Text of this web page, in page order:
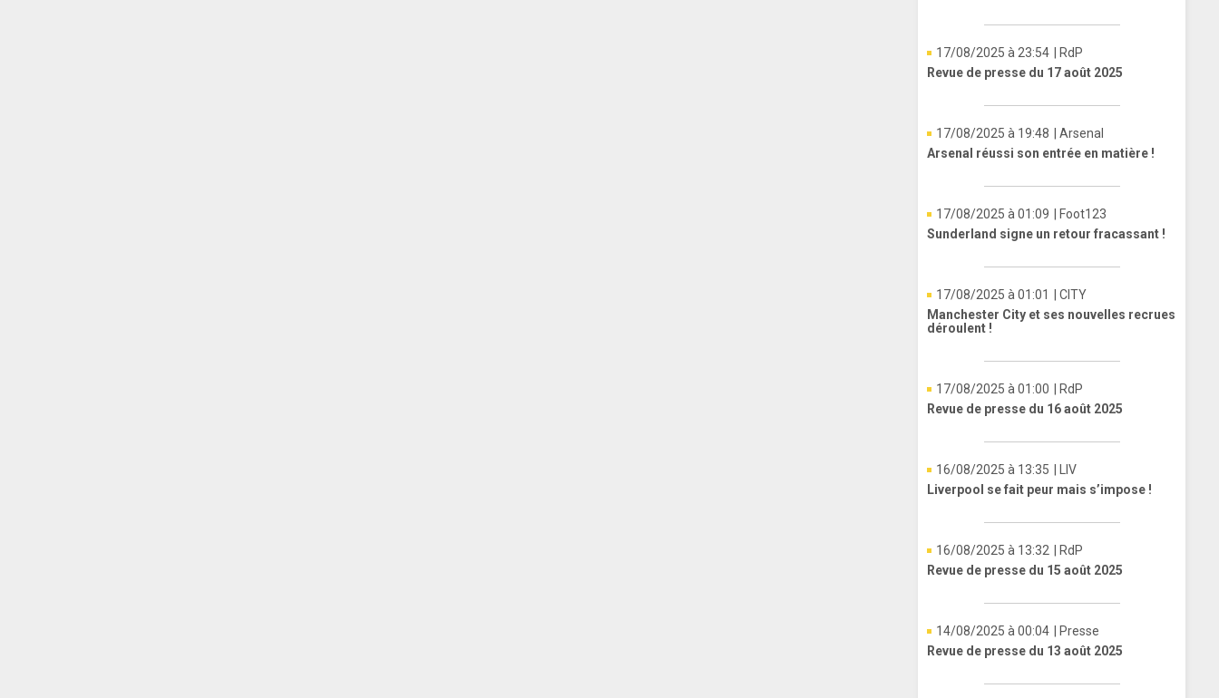
17/08/2025 à 23:54
| RdP
Revue de presse du 17 août 2025
17/08/2025 à 19:48
| Arsenal
Arsenal réussi son entrée en matière !
17/08/2025 à 01:09
| Foot123
Sunderland signe un retour fracassant !
17/08/2025 à 01:01
| CITY
Manchester City et ses nouvelles recrues
déroulent !
17/08/2025 à 01:00
| RdP
Revue de presse du 16 août 2025
16/08/2025 à 13:35
| LIV
Liverpool se fait peur mais s’impose !
16/08/2025 à 13:32
| RdP
Revue de presse du 15 août 2025
14/08/2025 à 00:04
| Presse
Revue de presse du 13 août 2025